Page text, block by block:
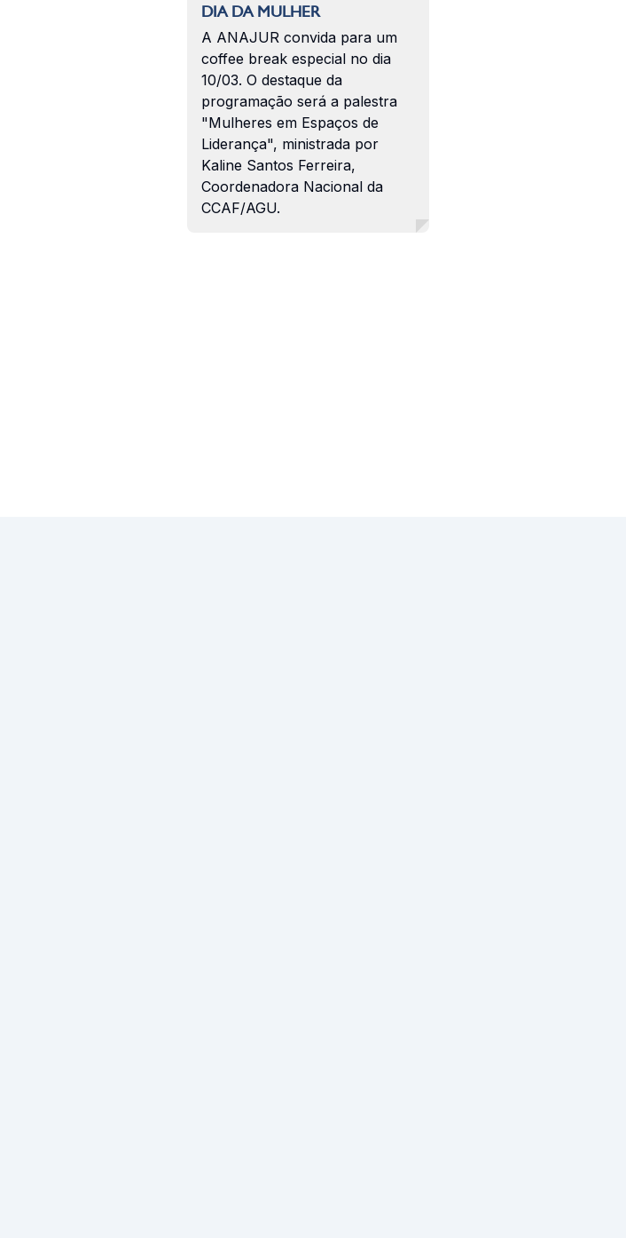
DIA DA MULHER
A ANAJUR convida para um
coffee break especial no dia
10/03. O destaque da
programação será a palestra
"Mulheres em Espaços de
Liderança", ministrada por
Kaline Santos Ferreira,
Coordenadora Nacional da
CCAF/AGU.